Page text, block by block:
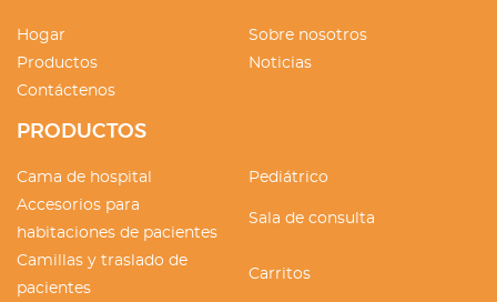
Hogar
Sobre nosotros
Productos
Noticias
Contáctenos
PRODUCTOS
Cama de hospital
Pediátrico
Accesorios para
habitaciones de pacientes
Sala de consulta
Camillas y traslado de
pacientes
Carritos